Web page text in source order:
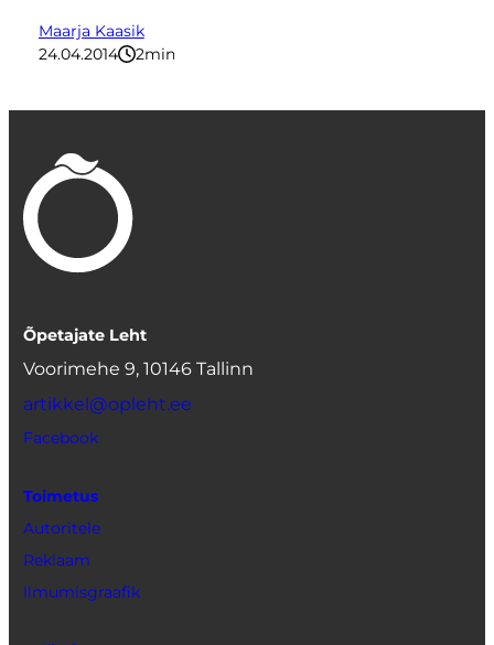
Maarja Kaasik
24.04.2014
2minutit
Õpetajate Leht
Voorimehe 9, 10146 Tallinn
artikkel@opleht.ee
Facebook
Toimetus
Autoritele
Reklaam
Ilmumisgraafik